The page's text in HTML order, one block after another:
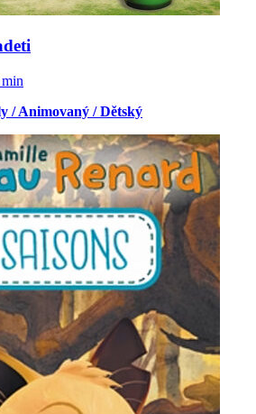
/ Animovaný / Dětský